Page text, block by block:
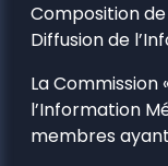
Composition
Diffusion de
La Commission
l’Information
membres